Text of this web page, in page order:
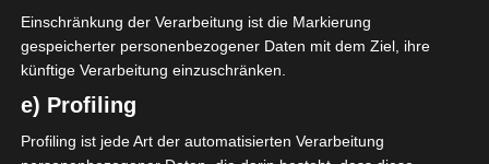
Étoile Sportive du Sahel Sousse (ESS)
M H. Jelassi
Club Sportif Sfaxien (CSS)
Einschränkung der Verarbeitung ist die Markierung
gespeicherter personenbezogener Daten mit dem Ziel, ihre
künftige Verarbeitung einzuschränken.
e) Profiling
Profiling ist jede Art der automatisierten Verarbeitung